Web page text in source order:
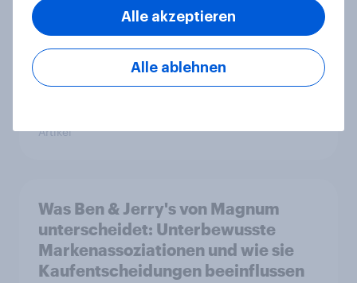
Wie fühlt sich Eis an? Warum gute
Gefühle über den Markenerfolg
Artikel
Was Ben & Jerry's von Magnum
unterscheidet: Unterbewusste
Markenassoziationen und wie sie
Kaufentscheidungen beeinflussen
Alle ablehnen
Alle akzeptieren